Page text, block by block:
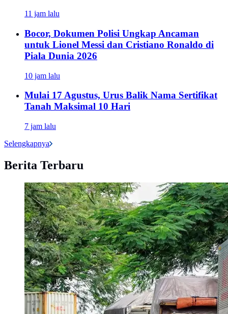
11 jam lalu
Bocor, Dokumen Polisi Ungkap Ancaman
untuk Lionel Messi dan Cristiano Ronaldo di
Piala Dunia 2026
10 jam lalu
Mulai 17 Agustus, Urus Balik Nama Sertifikat
Tanah Maksimal 10 Hari
7 jam lalu
Selengkapnya
Berita Terbaru